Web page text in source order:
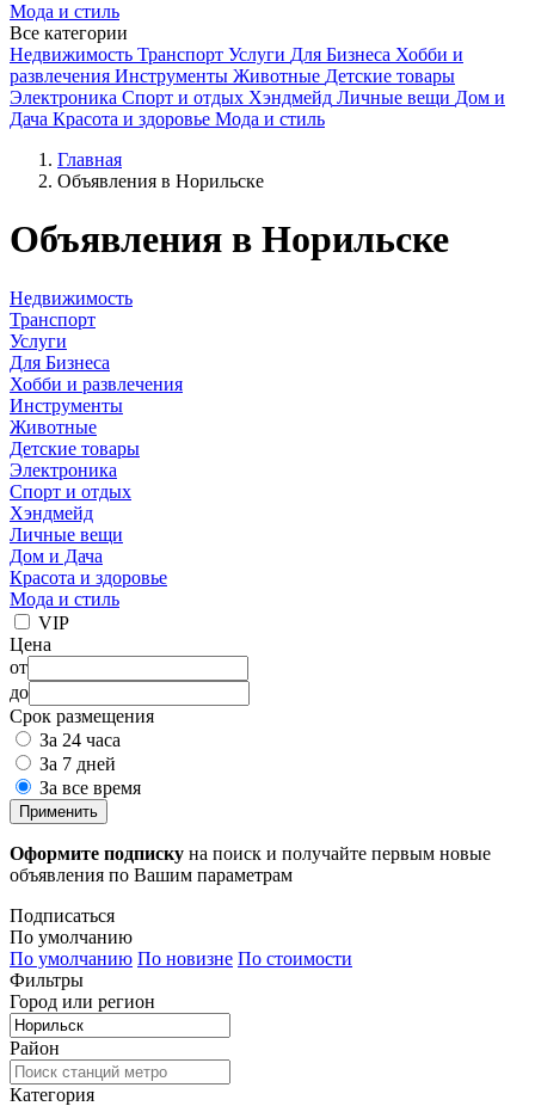
Мода и стиль
Все категории
Недвижимость Транспорт Услуги Для Бизнеса Хобби и
развлечения Инструменты Животные Детские товары
Электроника Спорт и отдых Хэндмейд Личные вещи Дом и
Дача Красота и здоровье Мода и стиль
Главная
Объявления в Норильске
Объявления в Норильске
Недвижимость
Транспорт
Услуги
Для Бизнеса
Хобби и развлечения
Инструменты
Животные
Детские товары
Электроника
Спорт и отдых
Хэндмейд
Личные вещи
Дом и Дача
Красота и здоровье
Мода и стиль
VIP
Цена
от
до
Срок размещения
За 24 часа
За 7 дней
За все время
Применить
Оформите подписку на поиск и получайте первым новые
объявления по Вашим параметрам
Подписаться
По умолчанию
По умолчанию По новизне По стоимости
Фильтры
Город или регион
Район
Категория